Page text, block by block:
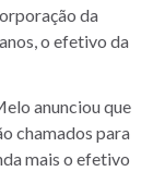
da
o efetivo da
anunciou que
chamados para
mais o efetivo